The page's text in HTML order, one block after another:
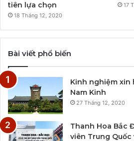
tiên lựa chọn
18 Tháng 12, 2020
17
Bài viết phổ biến
Kinh nghiệm xin
Nam Kinh
27 Tháng 12, 2020
Thanh Hoa Bắc
viên Trung